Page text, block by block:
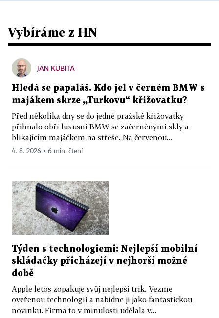
Vybíráme z HN
JAN KUBITA
Hledá se papaláš. Kdo jel v černém BMW s
majákem skrze „Turkovu“ křižovatku?
Před několika dny se do jedné pražské křižovatky
přihnalo obří luxusní BMW se začerněnými skly a
blikajícím majáčkem na střeše. Na červenou...
4. 8. 2026 ▪ 6 min. čtení
Týden s technologiemi: Nejlepší mobilní
skládačky přicházejí v nejhorší možné
době
Apple letos zopakuje svůj nejlepší trik. Vezme
ověřenou technologii a nabídne ji jako fantastickou
novinku. Firma to v minulosti udělala v...